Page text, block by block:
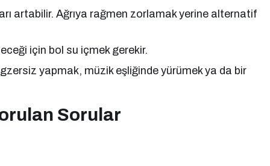
artabilir. Ağrıya rağmen zorlamak yerine alternatif
için bol su içmek gerekir.
yapmak, müzik eşliğinde yürümek ya da bir
Sorular